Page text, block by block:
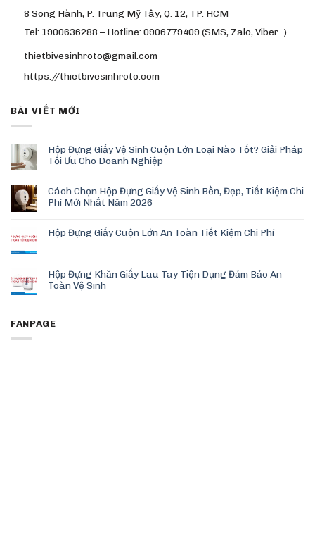
8 Song Hành, P. Trung Mỹ Tây, Q. 12, TP. HCM
Tel: 1900636288 – Hotline: 0906779409 (SMS, Zalo, Viber…)
thietbivesinhroto@gmail.com
https://thietbivesinhroto.com
BÀI VIẾT MỚI
Hộp Đựng Giấy Vệ Sinh Cuộn Lớn Loại Nào Tốt? Giải Pháp
Tối Ưu Cho Doanh Nghiệp
Cách Chọn Hộp Đựng Giấy Vệ Sinh Bền, Đẹp, Tiết Kiệm Chi
Phí Mới Nhất Năm 2026
Hộp Đựng Giấy Cuộn Lớn An Toàn Tiết Kiệm Chi Phí
Hộp Đựng Khăn Giấy Lau Tay Tiện Dụng Đảm Bảo An
Toàn Vệ Sinh
FANPAGE